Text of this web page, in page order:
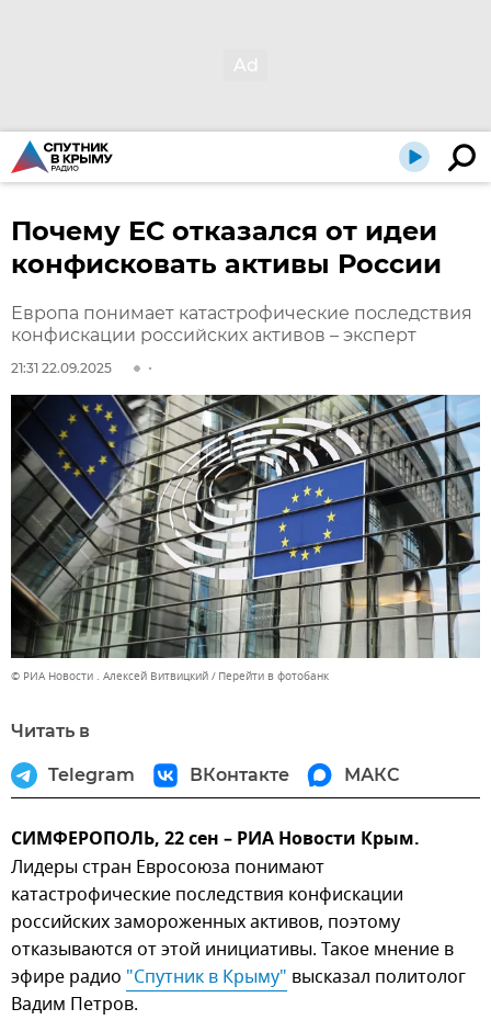
Почему ЕС отказался от идеи
конфисковать активы России
Европа понимает катастрофические последствия
конфискации российских активов – эксперт
21:31 22.09.2025
© РИА Новости . Алексей Витвицкий Перейти в фотобанк
Читать в
Telegram ВКонтакте МАКС
СИМФЕРОПОЛЬ, 22 сен – РИА Новости Крым.
Лидеры стран Евросоюза понимают
катастрофические последствия конфискации
российских замороженных активов, поэтому
отказываются от этой инициативы. Такое мнение в
эфире радио "Спутник в Крыму" высказал политолог
Вадим Петров.